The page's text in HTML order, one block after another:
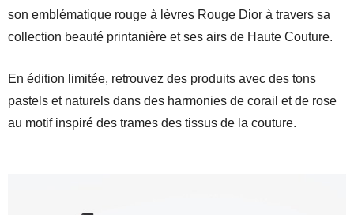
son emblématique rouge à lèvres Rouge Dior à travers sa
collection beauté printanière et ses airs de Haute Couture.
En édition limitée, retrouvez des produits avec des tons
pastels et naturels dans des harmonies de corail et de rose
au motif inspiré des trames des tissus de la couture.